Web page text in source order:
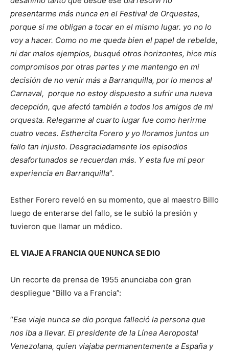
presentarme más nunca en el Festival de Orquestas,
porque si me obligan a tocar en el mismo lugar. yo no lo
voy a hacer. Como no me queda bien el papel de rebelde,
ni dar malos ejemplos, busqué otros horizontes, hice mis
compromisos por otras partes y me mantengo en mi
decisión de no venir más a Barranquilla, por lo menos al
Carnaval, porque no estoy dispuesto a sufrir una nueva
decepción, que afectó también a todos los amigos de mi
orquesta. Relegarme al cuarto lugar fue como herirme
cuatro veces. Esthercita Forero y yo lloramos juntos un
fallo tan injusto. Desgraciadamente los episodios
desafortunados se recuerdan más. Y esta fue mi peor
experiencia en Barranquilla“.
Esther Forero reveló en su momento, que al maestro Billo
luego de enterarse del fallo, se le subió la presión y
tuvieron que llamar un médico.
EL VIAJE A FRANCIA QUE NUNCA SE DIO
Un recorte de prensa de 1955 anunciaba con gran
despliegue “Billo va a Francia”:
“Ese viaje nunca se dio porque falleció la persona que
nos iba a llevar. El presidente de la Línea Aeropostal
Venezolana, quien viajaba permanentemente a España y